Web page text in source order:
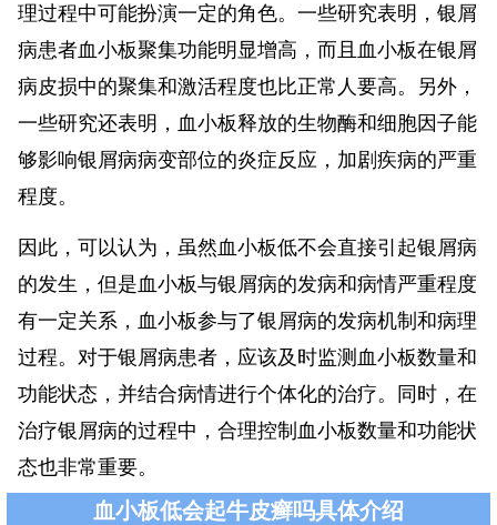
理过程中可能扮演一定的角色。一些研究表明，银屑
病患者血小板聚集功能明显增高，而且血小板在银屑
病皮损中的聚集和激活程度也比正常人要高。另外，
一些研究还表明，血小板释放的生物酶和细胞因子能
够影响银屑病病变部位的炎症反应，加剧疾病的严重
程度。
因此，可以认为，虽然血小板低不会直接引起银屑病
的发生，但是血小板与银屑病的发病和病情严重程度
有一定关系，血小板参与了银屑病的发病机制和病理
过程。对于银屑病患者，应该及时监测血小板数量和
功能状态，并结合病情进行个体化的治疗。同时，在
治疗银屑病的过程中，合理控制血小板数量和功能状
态也非常重要。
血小板低会起牛皮癣吗具体介绍